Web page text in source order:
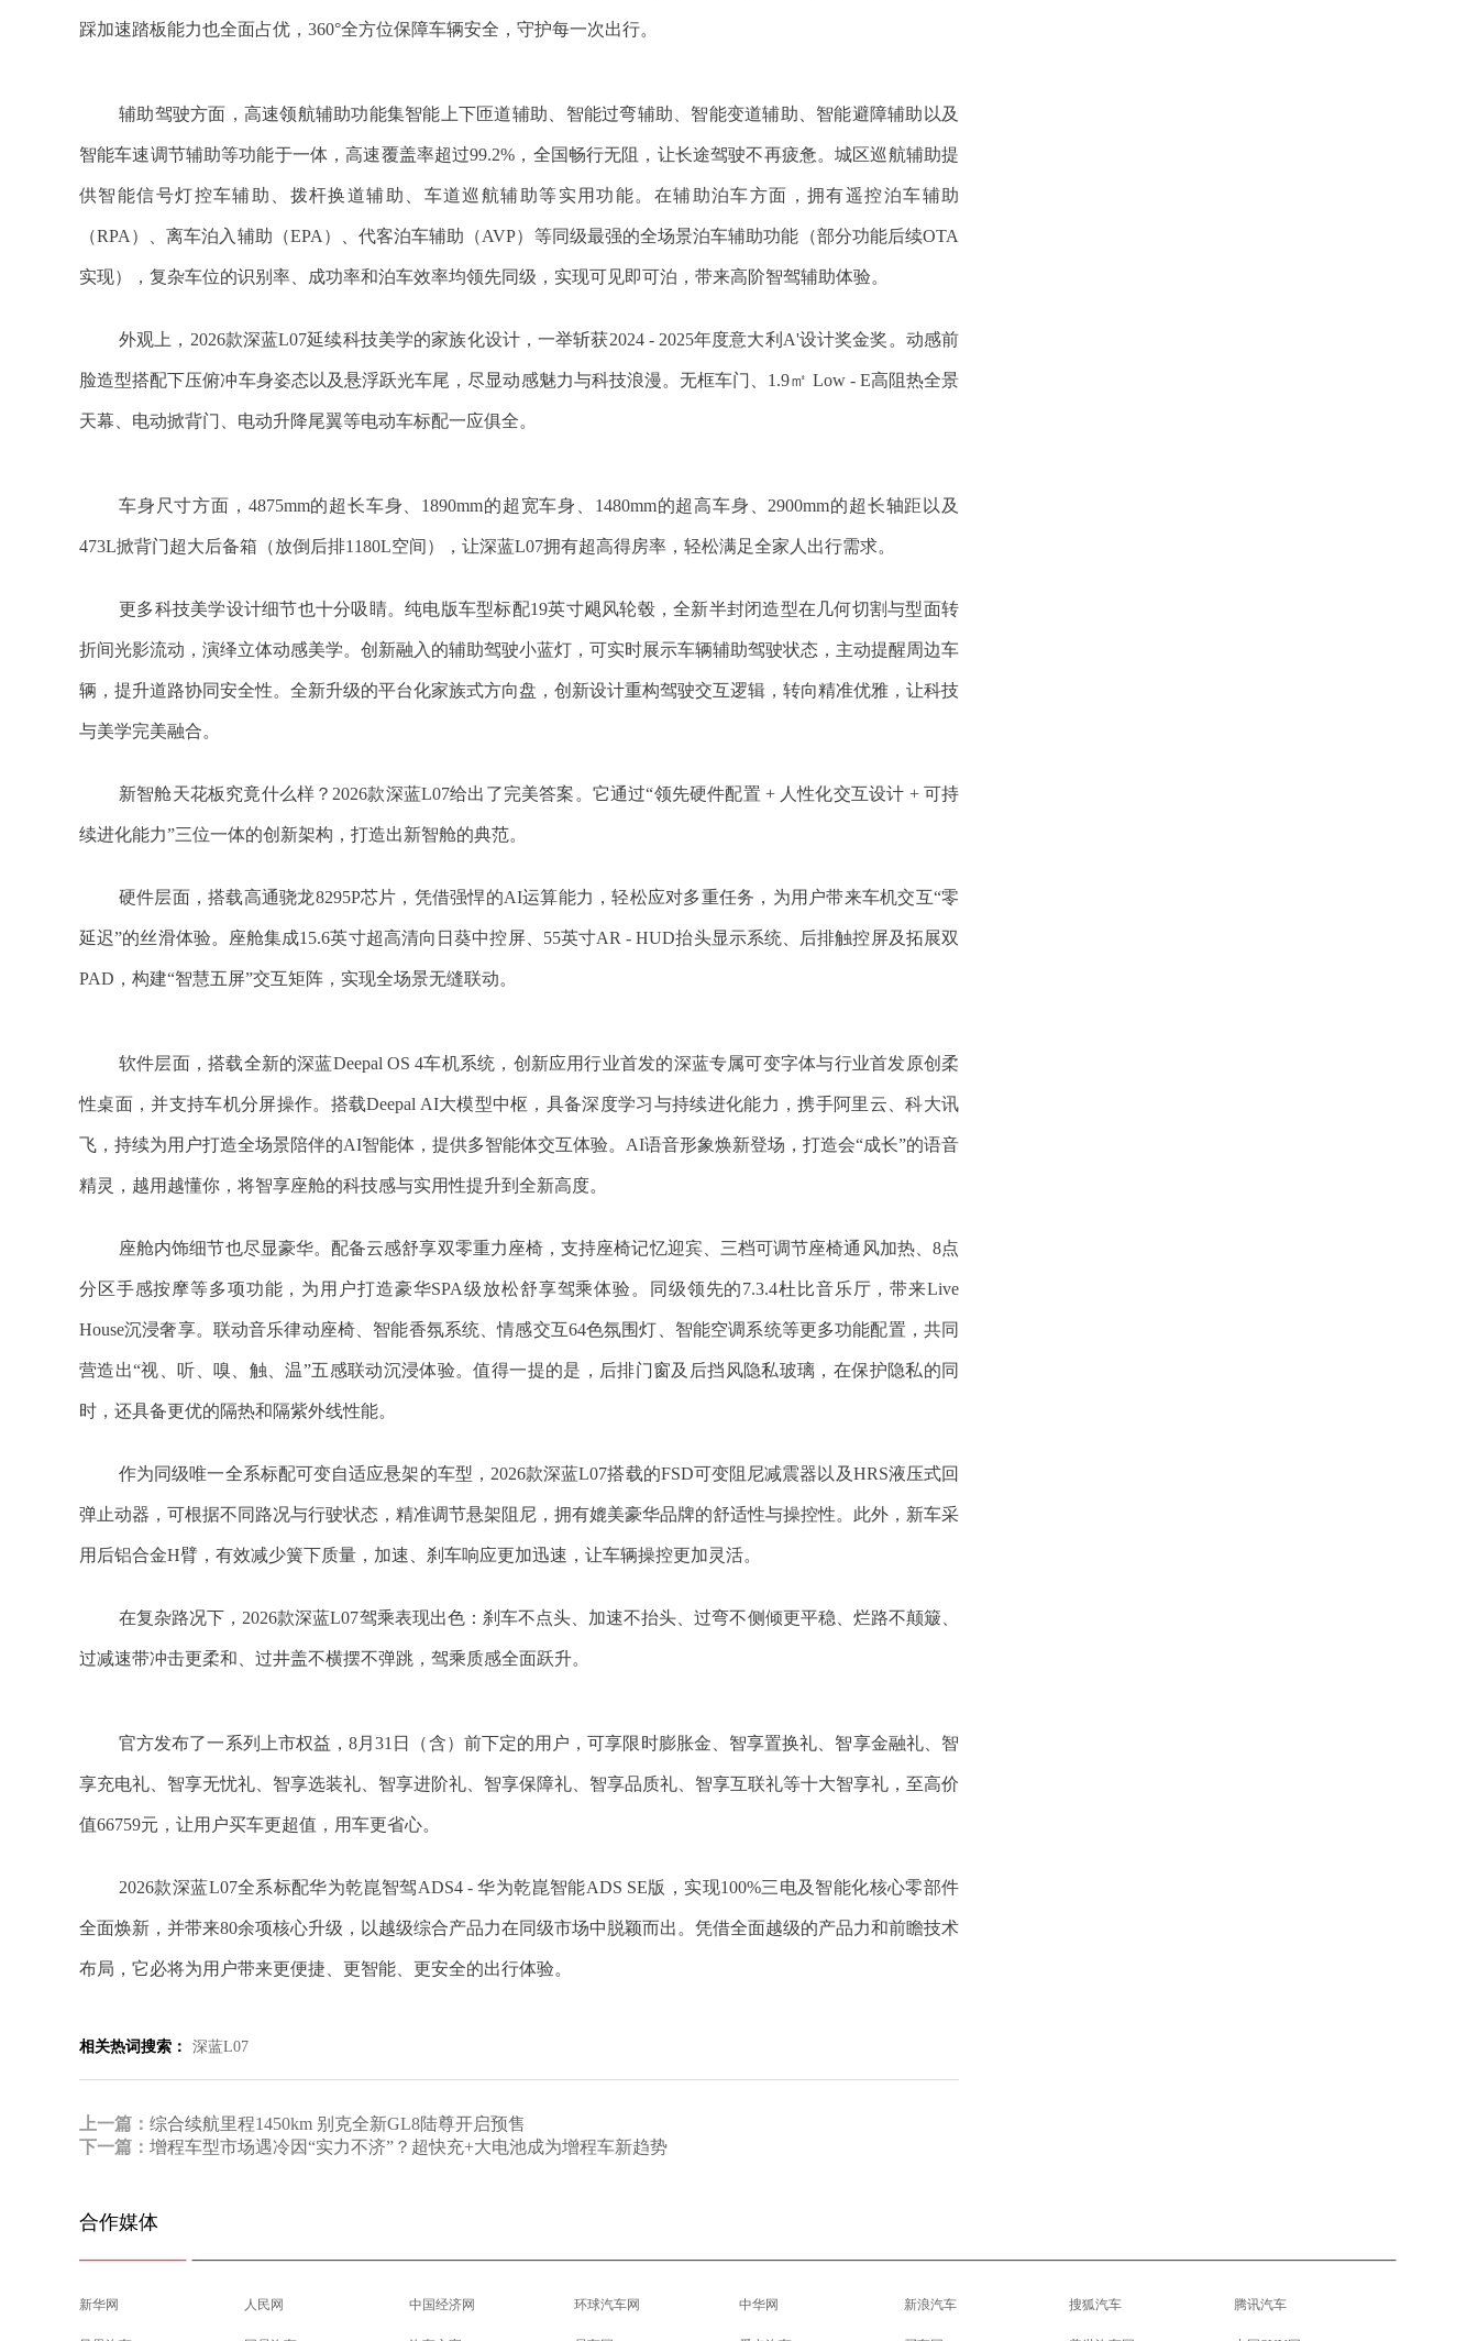
踩加速踏板能力也全面占优，360°全方位保障车辆安全，守护每一次出行。
辅助驾驶方面，高速领航辅助功能集智能上下匝道辅助、智能过弯辅助、智能变道辅助、智能避障辅助以及
智能车速调节辅助等功能于一体，高速覆盖率超过99.2%，全国畅行无阻，让长途驾驶不再疲惫。城区巡航辅助提
供智能信号灯控车辅助、拨杆换道辅助、车道巡航辅助等实用功能。在辅助泊车方面，拥有遥控泊车辅助
（RPA）、离车泊入辅助（EPA）、代客泊车辅助（AVP）等同级最强的全场景泊车辅助功能（部分功能后续OTA
实现），复杂车位的识别率、成功率和泊车效率均领先同级，实现可见即可泊，带来高阶智驾辅助体验。
外观上，2026款深蓝L07延续科技美学的家族化设计，一举斩获2024 - 2025年度意大利A'设计奖金奖。动感前
脸造型搭配下压俯冲车身姿态以及悬浮跃光车尾，尽显动感魅力与科技浪漫。无框车门、1.9㎡ Low - E高阻热全景
天幕、电动掀背门、电动升降尾翼等电动车标配一应俱全。
车身尺寸方面，4875mm的超长车身、1890mm的超宽车身、1480mm的超高车身、2900mm的超长轴距以及
473L掀背门超大后备箱（放倒后排1180L空间），让深蓝L07拥有超高得房率，轻松满足全家人出行需求。
更多科技美学设计细节也十分吸睛。纯电版车型标配19英寸飓风轮毂，全新半封闭造型在几何切割与型面转
折间光影流动，演绎立体动感美学。创新融入的辅助驾驶小蓝灯，可实时展示车辆辅助驾驶状态，主动提醒周边车
辆，提升道路协同安全性。全新升级的平台化家族式方向盘，创新设计重构驾驶交互逻辑，转向精准优雅，让科技
与美学完美融合。
新智舱天花板究竟什么样？2026款深蓝L07给出了完美答案。它通过“领先硬件配置 + 人性化交互设计 + 可持
续进化能力”三位一体的创新架构，打造出新智舱的典范。
硬件层面，搭载高通骁龙8295P芯片，凭借强悍的AI运算能力，轻松应对多重任务，为用户带来车机交互“零
延迟”的丝滑体验。座舱集成15.6英寸超高清向日葵中控屏、55英寸AR - HUD抬头显示系统、后排触控屏及拓展双
PAD，构建“智慧五屏”交互矩阵，实现全场景无缝联动。
软件层面，搭载全新的深蓝Deepal OS 4车机系统，创新应用行业首发的深蓝专属可变字体与行业首发原创柔
性桌面，并支持车机分屏操作。搭载Deepal AI大模型中枢，具备深度学习与持续进化能力，携手阿里云、科大讯
飞，持续为用户打造全场景陪伴的AI智能体，提供多智能体交互体验。AI语音形象焕新登场，打造会“成长”的语音
精灵，越用越懂你，将智享座舱的科技感与实用性提升到全新高度。
座舱内饰细节也尽显豪华。配备云感舒享双零重力座椅，支持座椅记忆迎宾、三档可调节座椅通风加热、8点
分区手感按摩等多项功能，为用户打造豪华SPA级放松舒享驾乘体验。同级领先的7.3.4杜比音乐厅，带来Live
House沉浸奢享。联动音乐律动座椅、智能香氛系统、情感交互64色氛围灯、智能空调系统等更多功能配置，共同
营造出“视、听、嗅、触、温”五感联动沉浸体验。值得一提的是，后排门窗及后挡风隐私玻璃，在保护隐私的同
时，还具备更优的隔热和隔紫外线性能。
作为同级唯一全系标配可变自适应悬架的车型，2026款深蓝L07搭载的FSD可变阻尼减震器以及HRS液压式回
弹止动器，可根据不同路况与行驶状态，精准调节悬架阻尼，拥有媲美豪华品牌的舒适性与操控性。此外，新车采
用后铝合金H臂，有效减少簧下质量，加速、刹车响应更加迅速，让车辆操控更加灵活。
在复杂路况下，2026款深蓝L07驾乘表现出色：刹车不点头、加速不抬头、过弯不侧倾更平稳、烂路不颠簸、
过减速带冲击更柔和、过井盖不横摆不弹跳，驾乘质感全面跃升。
官方发布了一系列上市权益，8月31日（含）前下定的用户，可享限时膨胀金、智享置换礼、智享金融礼、智
享充电礼、智享无忧礼、智享选装礼、智享进阶礼、智享保障礼、智享品质礼、智享互联礼等十大智享礼，至高价
值66759元，让用户买车更超值，用车更省心。
2026款深蓝L07全系标配华为乾崑智驾ADS4 - 华为乾崑智能ADS SE版，实现100%三电及智能化核心零部件
全面焕新，并带来80余项核心升级，以越级综合产品力在同级市场中脱颖而出。凭借全面越级的产品力和前瞻技术
布局，它必将为用户带来更便捷、更智能、更安全的出行体验。
相关热词搜索： 深蓝L07
上一篇： 综合续航里程1450km 别克全新GL8陆尊开启预售
下一篇： 增程车型市场遇冷因“实力不济”？超快充+大电池成为增程车新趋势
合作媒体
新华网 人民网 中国经济网 环球汽车网 中华网 新浪汽车 搜狐汽车 腾讯汽车